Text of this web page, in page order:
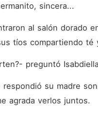
sincera...
al salón dorado
tíos compartiendo té
preguntó
su madre
agrada verlos juntos.